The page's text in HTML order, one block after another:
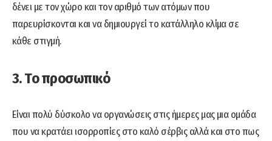
δένει με τον χώρο και τον αριθμό των ατόμων που
παρευρίσκονται και να δημιουργεί το κατάλληλο κλίμα σε
κάθε στιγμή.
3. Το προσωπικό
Είναι πολύ δύσκολο να οργανώσεις στις ήμερες μας μια ομάδα
που να κρατάει ισορροπίες στο καλό σέρβις αλλά και στο πως